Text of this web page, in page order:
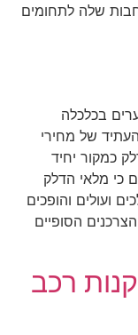
שלה לתחומים
בכלכלה
של מחירי
כמקור יחיד
כי מלאי הדלק
ועולים והופכים
הסופיים
רכב